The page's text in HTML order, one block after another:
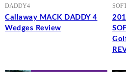
DADDY4
Callaway MACK DADDY 4
Wedges Review
SOFT